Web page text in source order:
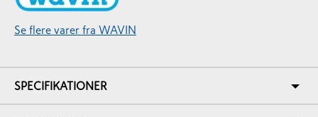
Se flere varer fra WAVIN
SPECIFIKATIONER